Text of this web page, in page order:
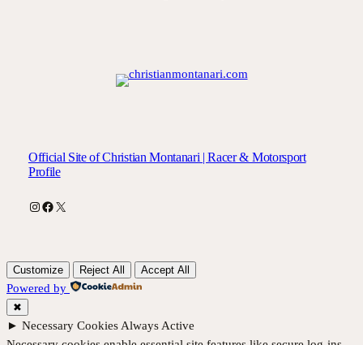
Official Site of Christian Montanari | Racer & Motorsport
Profile
Instagram
Facebook
X
Customize Reject All Accept All
Powered by
✖
► Necessary Cookies Always Active